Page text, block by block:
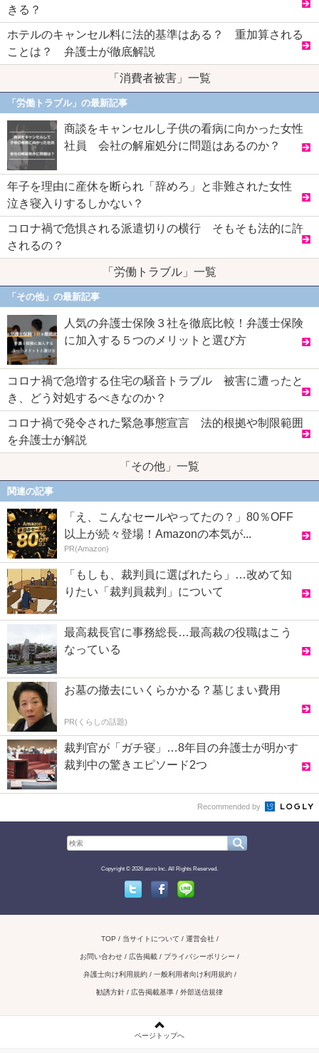
きる？
ホテルのキャンセル料に法的基準はある？ 重加算される
ことは？ 弁護士が徹底解説
「消費者被害」一覧
「労働トラブル」の最新記事
商談をキャンセルし子供の看病に向かった女性
社員 会社の解雇処分に問題はあるのか？
年子を理由に産休を断られ「辞めろ」と非難された女性
泣き寝入りするしかない？
コロナ禍で危惧される派遣切りの横行 そもそも法的に許
されるの？
「労働トラブル」一覧
「その他」の最新記事
人気の弁護士保険３社を徹底比較！弁護士保険
に加入する５つのメリットと選び方
コロナ禍で急増する住宅の騒音トラブル 被害に遭ったと
き、どう対処するべきなのか？
コロナ禍で発令された緊急事態宣言 法的根拠や制限範囲
を弁護士が解説
「その他」一覧
関連の記事
「え、こんなセールやってたの？」80％OFF
以上が続々登場！Amazonの本気が...
PR(Amazon)
「もしも、裁判員に選ばれたら」…改めて知
りたい「裁判員裁判」について
最高裁長官に事務総長…最高裁の役職はこう
なっている
お墓の撤去にいくらかかる？墓じまい費用
PR(くらしの話題)
裁判官が「ガチ寝」…8年目の弁護士が明かす
裁判中の驚きエピソード2つ
Recommended by
Copyright © 2026 asiro Inc. All Rights Reserved.
TOP 当サイトについて 運営会社
お問い合わせ / 広告掲載 プライバシーポリシー
弁護士向け利用規約 一般利用者向け利用規約
勧誘方針 広告掲載基準 外部送信規律
ページトップへ